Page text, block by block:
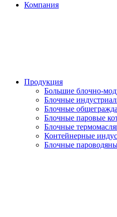
Компания
Продукция
Большие блочно-
Блочные
Блочные
Блочные паровые
Блочные
Контейнерные
Блочные